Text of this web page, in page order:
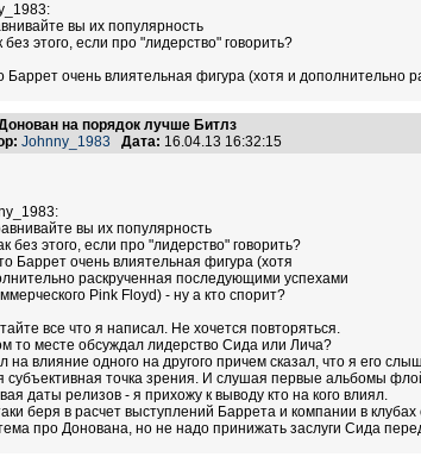
вы их популярность
без этого, если про "лидерство" говорить?
Баррет очень влиятельная фигура (хотя и дополнительно
на порядок лучше Битлз
Johnny_1983 Дата: 16.04.13 16:32:15
вы их популярность
без этого, если про "лидерство" говорить?
Баррет очень влиятельная фигура (хотя
раскрученная последующими успехами
Pink Floyd) - ну а кто спорит?
все что я написал. Не хочется повторяться.
то месте обсуждал лидерство Сида или Лича?
на влияние одного на другого причем сказал, что я его
субъективная точка зрения. И слушая первые альбомы
даты релизов - я прихожу к выводу кто на кого влиял.
беря в расчет выступлений Баррета и компании в
про Донована, но не надо принижать заслуги Сида